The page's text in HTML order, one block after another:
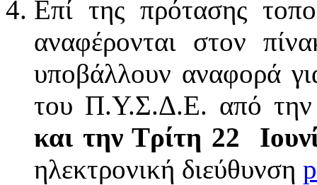
Επί της πρότασης
αναφέρονται στον
υποβάλλουν αναφορά
του Π.Υ.Σ.Δ.Ε. από
και την Τρίτη 22
ηλεκτρονική διεύθυνση